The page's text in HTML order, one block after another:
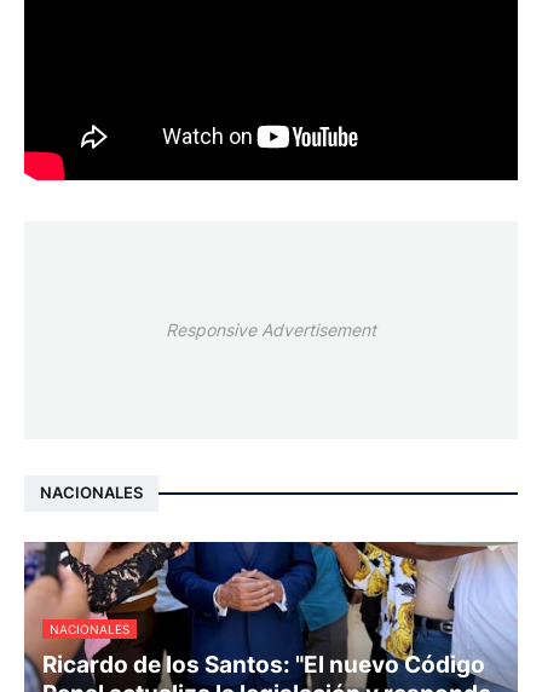
Responsive Advertisement
NACIONALES
NACIONALES
Ricardo de los Santos: "El nuevo Código